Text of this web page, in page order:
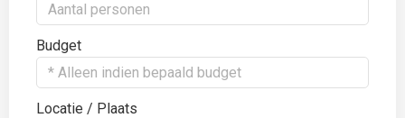
Budget
Locatie / Plaats